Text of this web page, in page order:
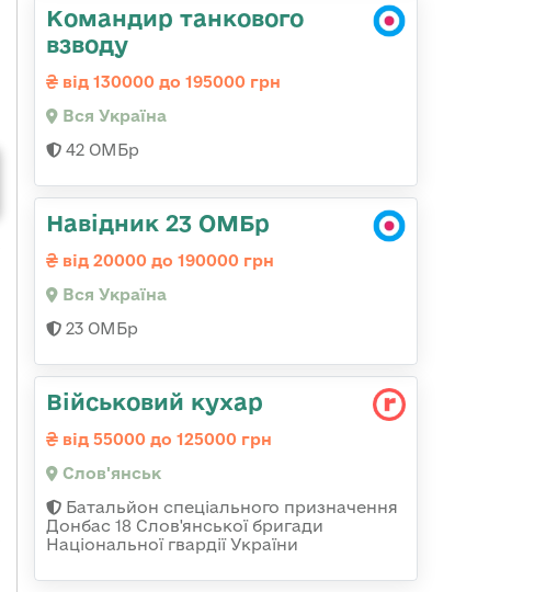
Командир танкового
взводу
від 130000 до 195000 грн
Вся Україна
42 ОМБр
Навідник 23 ОМБр
від 20000 до 190000 грн
Вся Україна
23 ОМБр
Військовий кухар
від 55000 до 125000 грн
Слов'янськ
Батальйон спеціального призначення
Донбас 18 Слов'янської бригади
Національної гвардії України